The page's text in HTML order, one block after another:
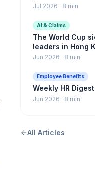
Jul 2026 · 8 min
AI & Claims
The World Cup
leaders in Hong
the knockout
Jun 2026 · 8 min
Employee Benefits
Weekly HR
Jun 2026 · 8 min
All Articles